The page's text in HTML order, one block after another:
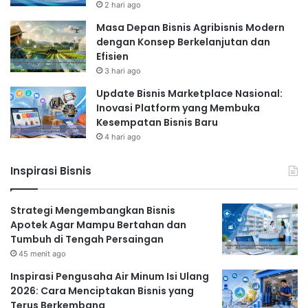
2 hari ago
Masa Depan Bisnis Agribisnis Modern
dengan Konsep Berkelanjutan dan
Efisien
3 hari ago
Update Bisnis Marketplace Nasional:
Inovasi Platform yang Membuka
Kesempatan Bisnis Baru
4 hari ago
Inspirasi Bisnis
Strategi Mengembangkan Bisnis
Apotek Agar Mampu Bertahan dan
Tumbuh di Tengah Persaingan
45 menit ago
Inspirasi Pengusaha Air Minum Isi Ulang
2026: Cara Menciptakan Bisnis yang
Terus Berkembang